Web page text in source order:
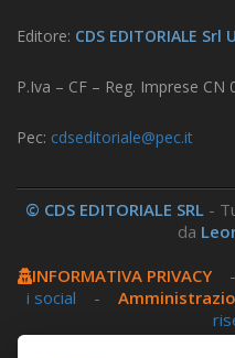
Editore: CDS EDITORIALE
P.Iva – CF – Reg. Imprese CN
Pec: cdseditoriale@pec.it
© CDS EDITORIALE SRL -
da
INFORMATIVA PRIVACY
i social -